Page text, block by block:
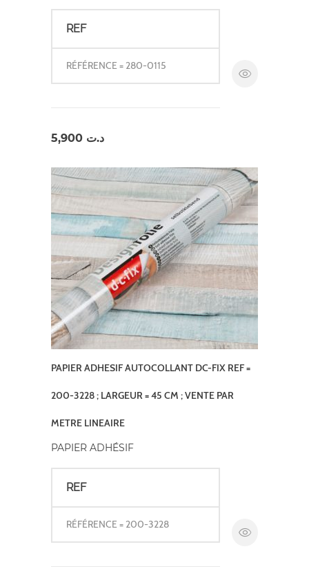
REF
RÉFÉRENCE = 280-0115
د.ت
PAPIER ADHESIF AUTOCOLLANT DC-FIX REF =
200-3228 ; LARGEUR = 45 CM ; VENTE PAR
METRE LINEAIRE
PAPIER ADHÉSIF
REF
RÉFÉRENCE = 200-3228